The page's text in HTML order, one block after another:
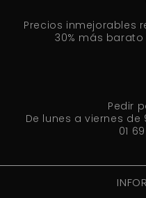
Precios inmejorables
30% más
Pedir
De lunes a viernes de
01